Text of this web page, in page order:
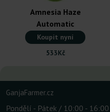
Amnesia Haze
Automatic
Koupit nyní
533Kč
GanjaFarmer.cz
Pondělí - Pátek / 10:00 - 16:00